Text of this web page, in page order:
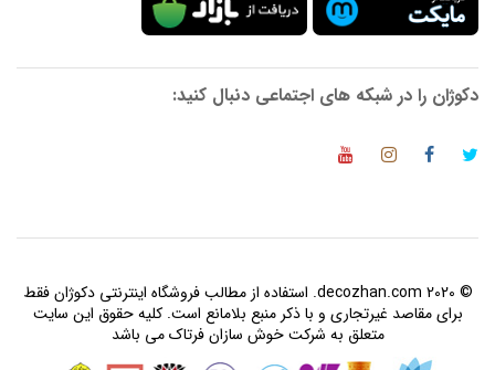
دکوژان را در شبکه های اجتماعی دنبال کنید:
© 2020 decozhan.com. استفاده از مطالب فروشگاه اینترنتی دکوژان فقط
برای مقاصد غیرتجاری و با ذکر منبع بلامانع است. کلیه حقوق این سایت
متعلق به شرکت خوش سازان فرتاک می باشد